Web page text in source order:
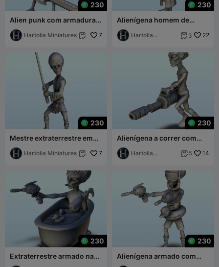
230
Alien punk com armadura e
espada de serra eléctrica
(9) (+ pré-suporte
Hartolia Miniatures  7
230
Alienígena homem de
letras com livro (8) (+
versão pré-suportada
Hartolia
 3 22
230
Mestre extraterrestre em
posição com a espada (7)
(+ ver pré-suportado)
Hartolia Miniatures  7
230
Alienígena a correr com
metralhadora (6) (+ versão
pré-suportada
Hartolia
 5 14
230
Extraterrestre armado na
sua banheira com pato
230
Alienígena armado com
boia de pato e snorkel (4)